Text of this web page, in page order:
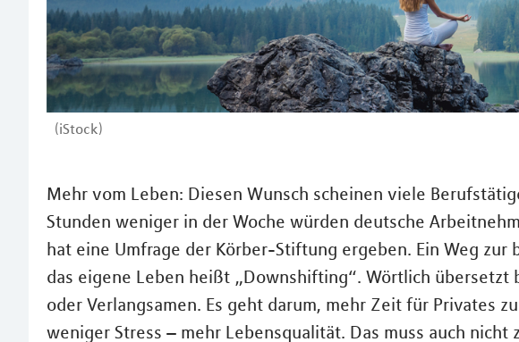
(iStock)
Mehr vom Leben: Diesen Wunsch scheinen viele
Stunden weniger in der Woche würden deutsche
hat eine Umfrage der Körber-Stiftung ergeben. Ein Weg
das eigene Leben heißt „Downshifting“. Wörtlich übersetzt
oder Verlangsamen. Es geht darum, mehr Zeit für Privates
weniger Stress – mehr Lebensqualität. Das muss auch